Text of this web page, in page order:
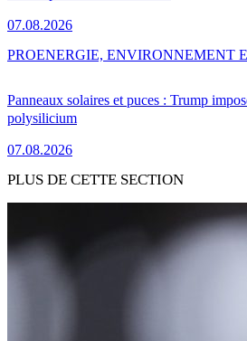
07.08.2026
Panneaux solaires et puces : Trump
polysilicium
07.08.2026
PROENERGIE, ENVIRONNEMENT
PLUS DE CETTE SECTION